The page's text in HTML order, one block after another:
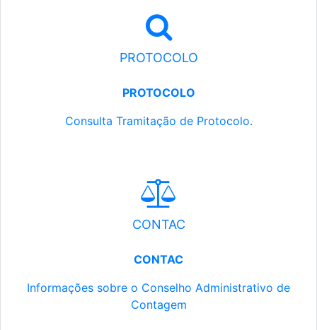
PROTOCOLO
PROTOCOLO
Consulta Tramitação de Protocolo.
CONTAC
CONTAC
Informações sobre o Conselho Administrativo de
Contagem